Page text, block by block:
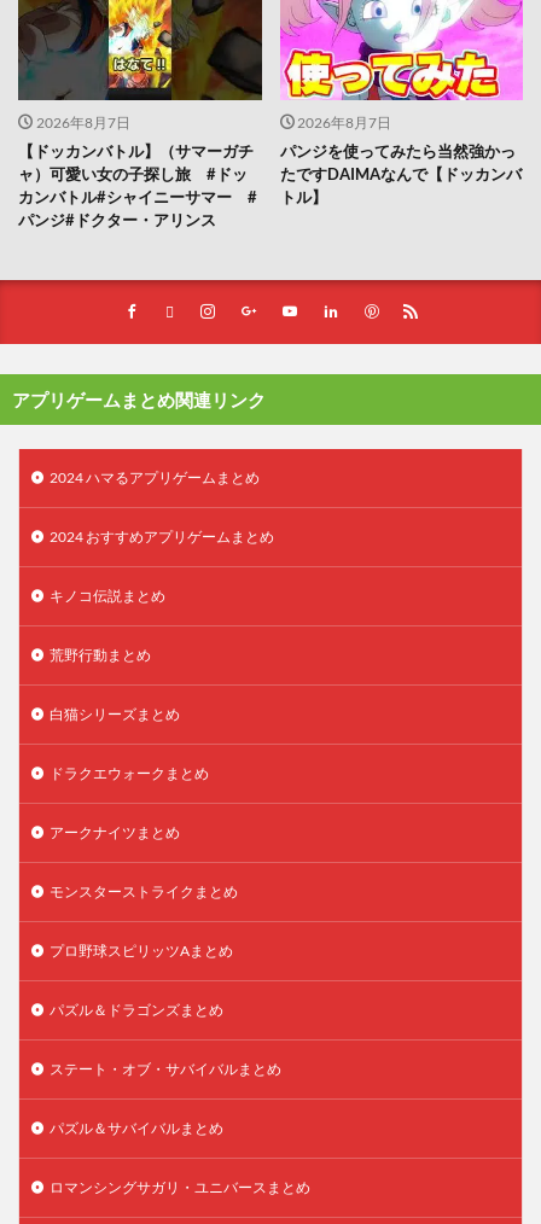
2026年8月7日
【ドッカンバトル】（サマーガチ
ャ）可愛い女の子探し旅 #ドッ
カンバトル#シャイニーサマー #
パンジ#ドクター・アリンス
2026年8月7日
パンジを使ってみたら当然強かっ
たですDAIMAなんで【ドッカンバ
トル】
アプリゲームまとめ関連リンク
2024 ハマるアプリゲームまとめ
2024 おすすめアプリゲームまとめ
キノコ伝説まとめ
荒野行動まとめ
白猫シリーズまとめ
ドラクエウォークまとめ
アークナイツまとめ
モンスターストライクまとめ
プロ野球スピリッツAまとめ
パズル＆ドラゴンズまとめ
ステート・オブ・サバイバルまとめ
パズル＆サバイバルまとめ
ロマンシングサガリ・ユニバースまとめ